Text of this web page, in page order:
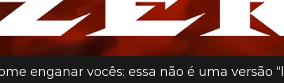
enganar vocês: essa não é uma versão